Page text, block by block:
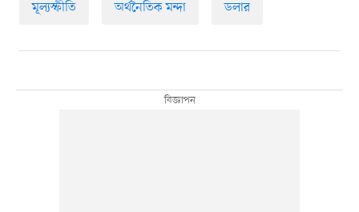
মূল্যস্ফীতি অর্থনৈতিক মন্দা ডলার